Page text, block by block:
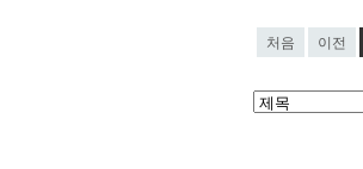
처음 이전